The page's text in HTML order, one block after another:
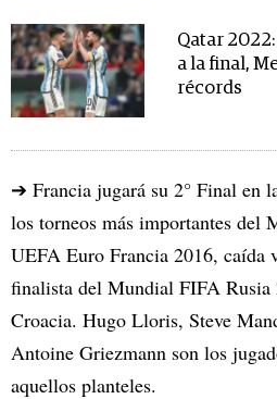
Qatar
a la final,
récords
➔ Francia jugará su 2° Final en
los torneos más importantes del
UEFA Euro Francia 2016, caída
finalista del Mundial FIFA
Croacia. Hugo Lloris, Steve
Antoine Griezmann son los
aquellos planteles.